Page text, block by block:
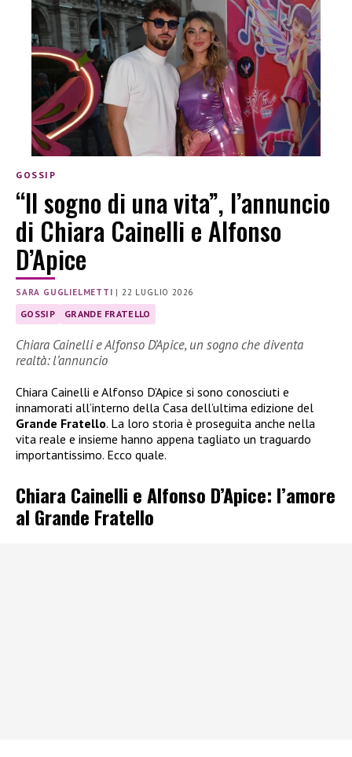
GOSSIP
“Il sogno di una vita”, l’annuncio
di Chiara Cainelli e Alfonso
D’Apice
SARA GUGLIELMETTI | 22 LUGLIO 2026
GOSSIP GRANDE FRATELLO
Chiara Cainelli e Alfonso D’Apice, un sogno che diventa
realtà: l’annuncio
Chiara Cainelli e Alfonso D’Apice si sono conosciuti e
innamorati all’interno della Casa dell’ultima edizione del
Grande Fratello. La loro storia è proseguita anche nella
vita reale e insieme hanno appena tagliato un traguardo
importantissimo. Ecco quale.
Chiara Cainelli e Alfonso D’Apice: l’amore
al Grande Fratello